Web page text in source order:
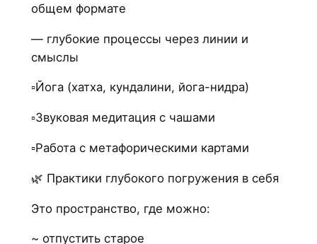
общем формате
— глубокие процессы через линии и
смыслы
▫️Йога (хатха, кундалини, йога-нидра)
▫️Звуковая медитация с чашами
▫️Работа с метафорическими картами
🌿 Практики глубокого погружения в себя
Это пространство, где можно:
~ отпустить старое